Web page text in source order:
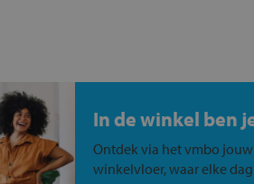
In de winkel ben
Ontdek via het vmbo
winkelvloer, waar elke dag